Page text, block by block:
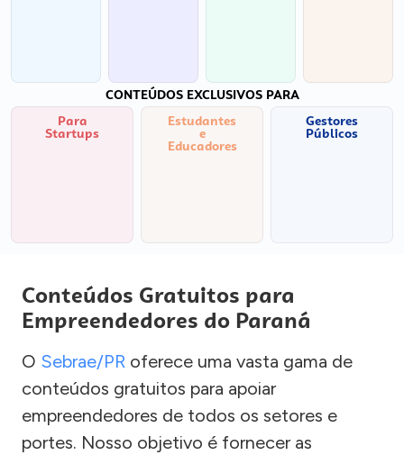
CONTEÚDOS EXCLUSIVOS PARA
Para
Startups
Estudantes
e
Educadores
Gestores
Públicos
Conteúdos Gratuitos para
Empreendedores do Paraná
O Sebrae/PR oferece uma vasta gama de
conteúdos gratuitos para apoiar
empreendedores de todos os setores e
portes. Nosso objetivo é fornecer as